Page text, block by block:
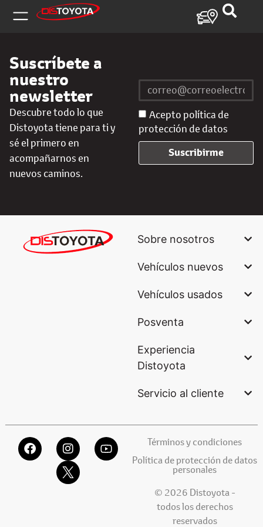
Suscríbete a
nuestro
newsletter
Descubre todo lo que
Distoyota tiene para ti y
sé el primero en
acompañarnos en
nuevos caminos.
Acepto política de
protección de datos
Suscribirme
Sobre nosotros
Vehículos nuevos
Vehículos usados
Posventa
Experiencia
Distoyota
Servicio al cliente
Términos y condiciones
Política de protección de datos
personales
© 2026 Distoyota -
todos los derechos
reservados